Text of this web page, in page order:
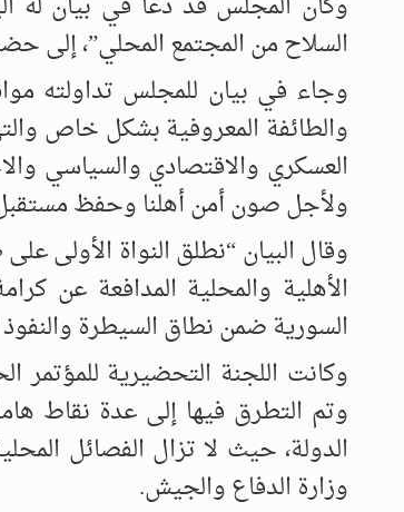
السلاح من المجتمع المحلي”، إلى
وجاء في بيان للمجلس تداولته
والطائفة المعروفية بشكل خاص
العسكري والاقتصادي والسياسي
ولأجل صون أمن أهلنا وحفظ مستقبل
وقال البيان “نطلق النواة الأولى
الأهلية والمحلية المدافعة عن
السورية ضمن نطاق السيطرة
وكانت اللجنة التحضيرية
وتم التطرق فيها إلى عدة نقاط
الدولة، حيث لا تزال الفصائل
وزارة الدفاع والجيش.